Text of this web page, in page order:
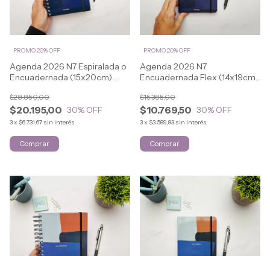
Agenda 2026 N7 Espiralada o
Encuadernada (15x20cm)
$20.195,00
$28.850,00
30% OFF
3x $6.731,67 sin interés
PROMO 20% OFF
Comprar
Agenda 2026 N7
Encuadernada Flex (14x19cm)
$10.769,50
$15.385,00
30% OFF
3x $3.589,83 sin interés
PROMO 20% OFF
Comprar